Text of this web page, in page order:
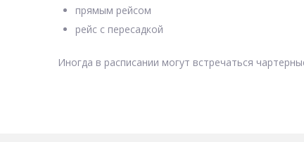
прямым рейсом
рейс с пересадкой
Иногда в расписании могут встречаться